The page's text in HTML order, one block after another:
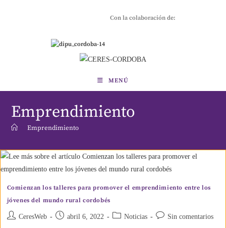
Con la colaboración de:
MENÚ
Emprendimiento
Emprendimiento
Comienzan los talleres para promover el emprendimiento entre los
jóvenes del mundo rural cordobés
CeresWeb abril 6, 2022 Noticias Sin comentarios